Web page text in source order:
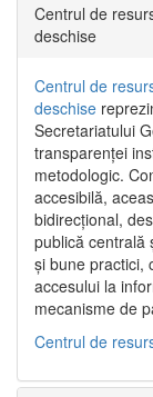
Centrul de
deschise
Centrul de
deschise
Secretariatului
transparenței
metodologic.
accesibilă,
bidirecțional,
publică centrală
și bune practici,
accesului la
mecanisme de
Centrul de